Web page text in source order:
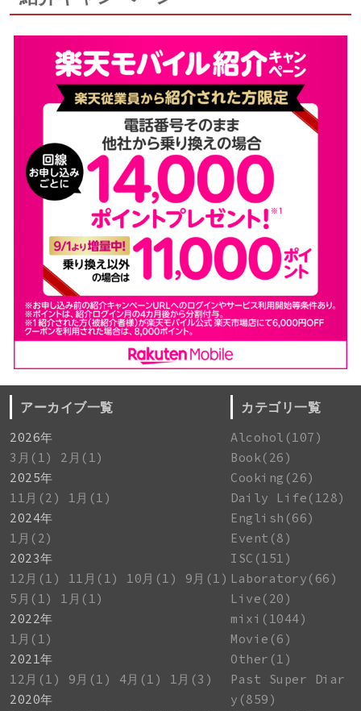
アーカイブ一覧
2026年
3月(1)
2月(1)
2025年
11月(2)
1月(1)
2024年
1月(2)
2023年
12月(1)
11月(1) 10月(1)
9月(1)
5月(1)
1月(1)
2022年
1月(1)
2021年
12月(1)
9月(1) 4月(1)
1月(3)
2020年
カテゴリ一覧
Alcohol(107)
Book(26)
Cooking(26)
Daily Life(128)
English(66)
Event(8)
ISC(151)
Laboratory(66)
Live(20)
mixi(1044)
Movie(6)
Other(1)
Past Super Diar
y(859)